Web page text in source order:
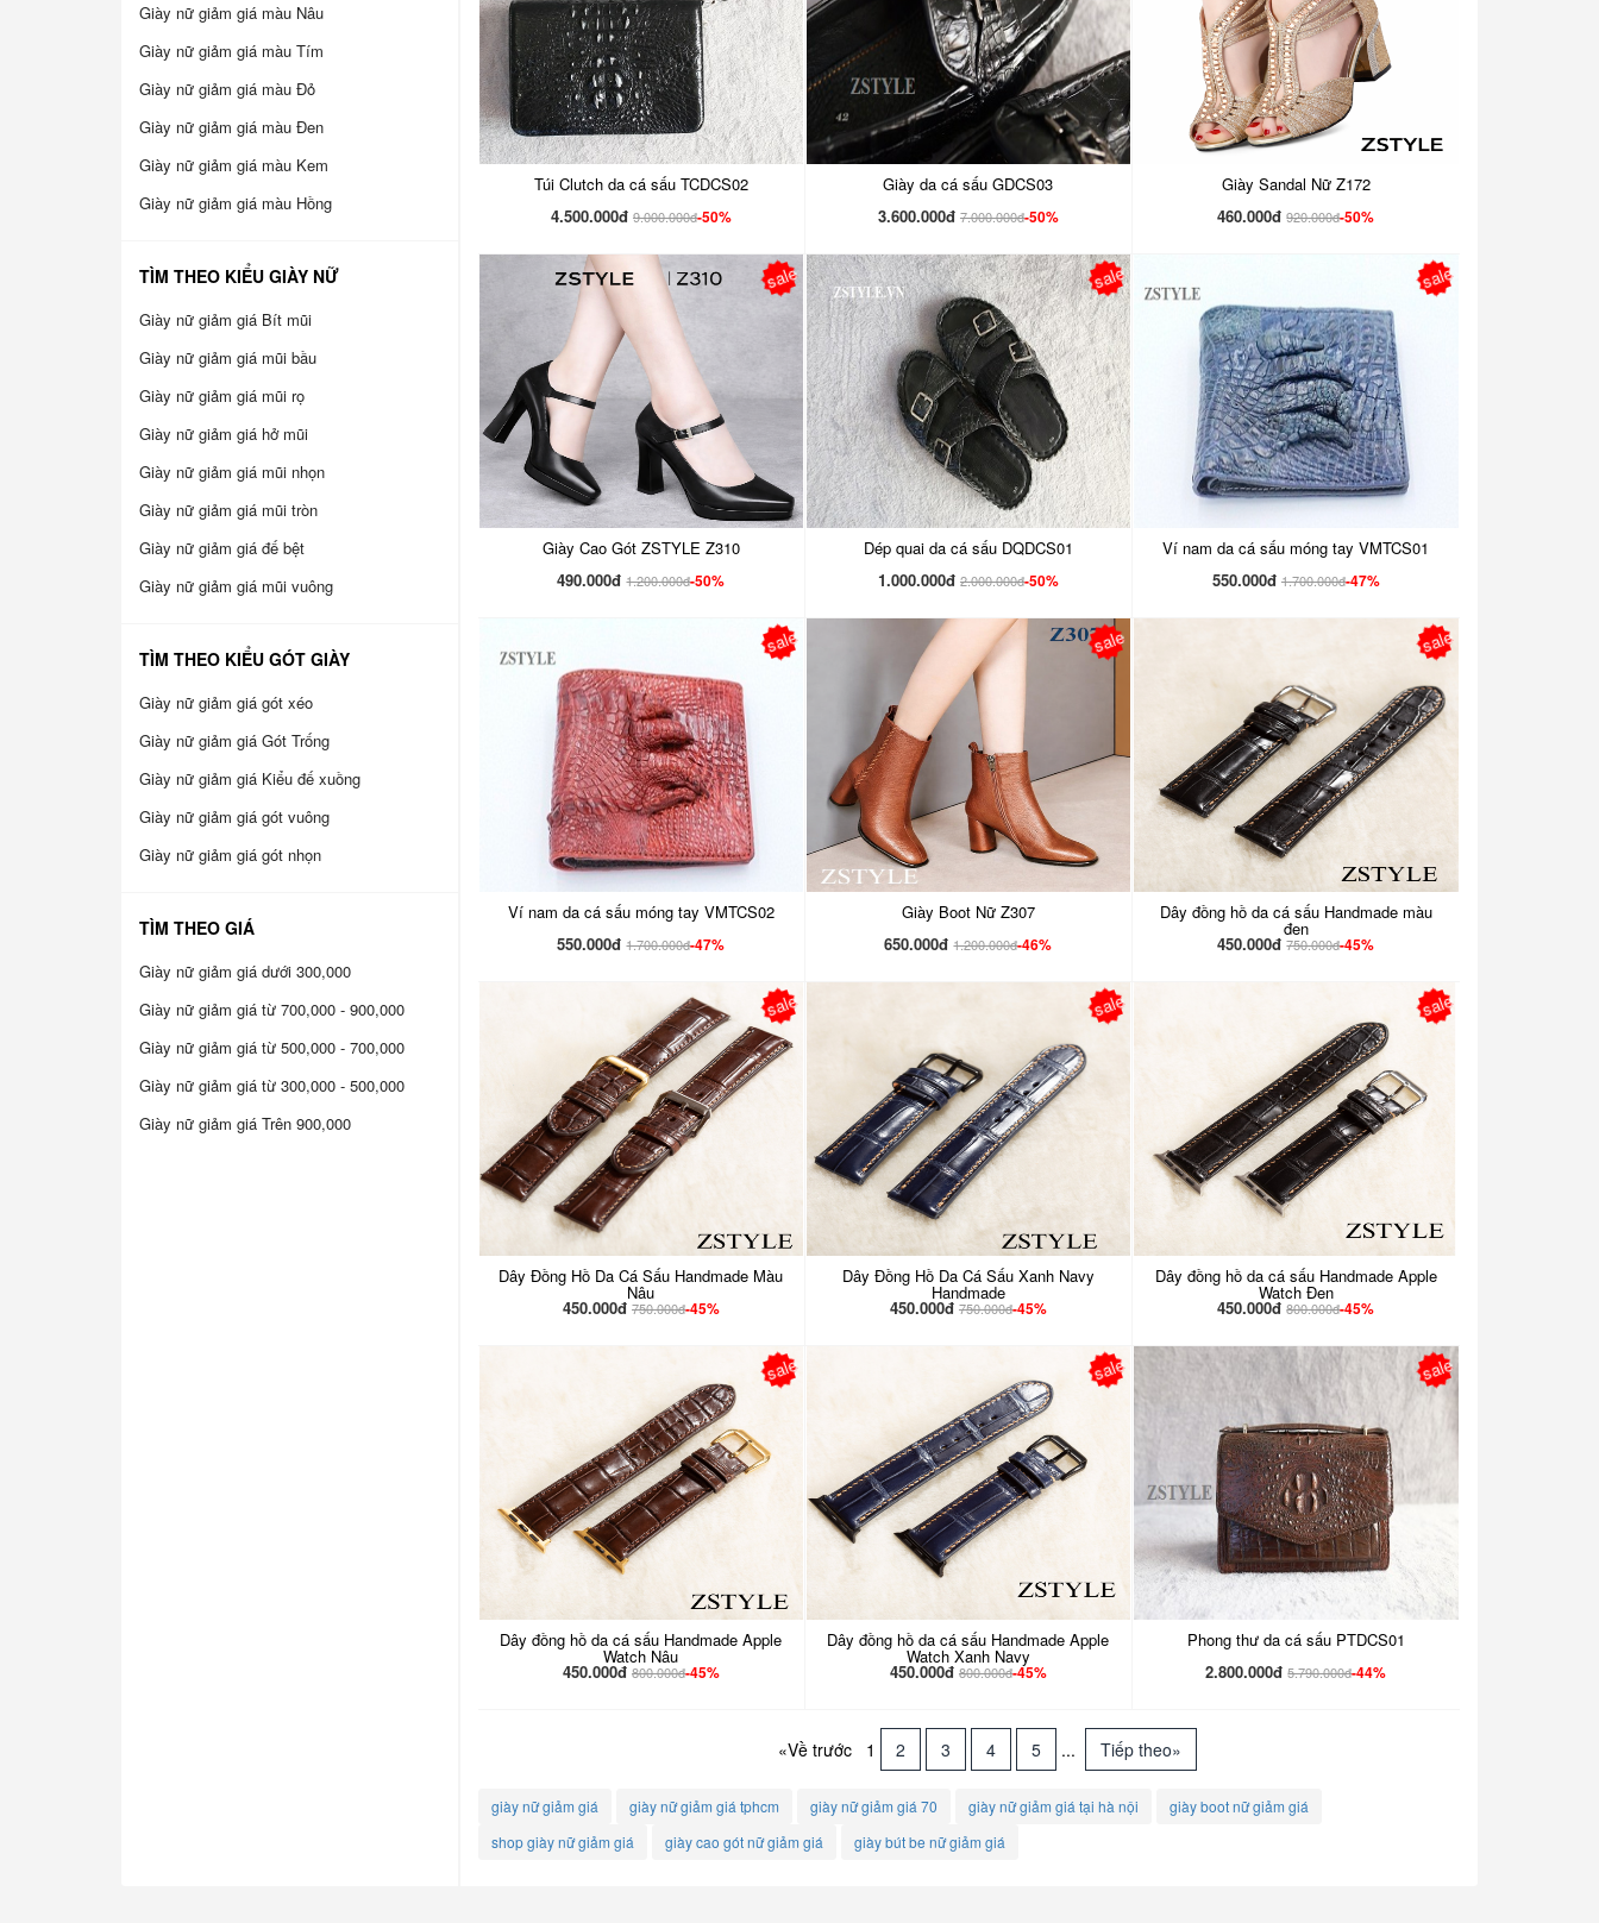
Giày nữ giảm giá màu Nâu
Giày nữ giảm giá màu Tím
Giày nữ giảm giá màu Đỏ
Giày nữ giảm giá màu Đen
Giày nữ giảm giá màu Kem
Giày nữ giảm giá màu Hồng
TÌM THEO KIỂU GIÀY NỮ
Giày nữ giảm giá Bít mũi
Giày nữ giảm giá mũi bầu
Giày nữ giảm giá mũi rọ
Giày nữ giảm giá hở mũi
Giày nữ giảm giá mũi nhọn
Giày nữ giảm giá mũi tròn
Giày nữ giảm giá đế bệt
Giày nữ giảm giá mũi vuông
TÌM THEO KIỂU GÓT GIÀY
Giày nữ giảm giá gót xéo
Giày nữ giảm giá Gót Trống
Giày nữ giảm giá Kiểu đế xuồng
Giày nữ giảm giá gót vuông
Giày nữ giảm giá gót nhọn
TÌM THEO GIÁ
Giày nữ giảm giá dưới 300,000
Giày nữ giảm giá từ 700,000 - 900,000
Giày nữ giảm giá từ 500,000 - 700,000
Giày nữ giảm giá từ 300,000 - 500,000
Giày nữ giảm giá Trên 900,000
Túi Clutch da cá sấu TCDCS02
4.500.000đ 9.000.000đ-50%
Giày da cá sấu GDCS03
3.600.000đ 7.000.000đ-50%
Giày Sandal Nữ Z172
460.000đ 920.000đ-50%
Giày Cao Gót ZSTYLE Z310
490.000đ 1.200.000đ-50%
sale
Dép quai da cá sấu DQDCS01
1.000.000đ 2.000.000đ-50%
sale
Ví nam da cá sấu móng tay VMTCS01
550.000đ 1.700.000đ-47%
sale
Ví nam da cá sấu móng tay VMTCS02
550.000đ 1.700.000đ-47%
sale
Giày Boot Nữ Z307
650.000đ 1.200.000đ-46%
sale
Dây đồng hồ da cá sấu Handmade màu
đen
450.000đ 750.000đ-45%
sale
Dây Đồng Hồ Da Cá Sấu Handmade Màu
Nâu
450.000đ 750.000đ-45%
sale
Dây Đồng Hồ Da Cá Sấu Xanh Navy
Handmade
450.000đ 750.000đ-45%
sale
Dây đồng hồ da cá sấu Handmade Apple
Watch Đen
450.000đ 800.000đ-45%
sale
Dây đồng hồ da cá sấu Handmade Apple
Watch Nâu
450.000đ 800.000đ-45%
sale
Dây đồng hồ da cá sấu Handmade Apple
Watch Xanh Navy
450.000đ 800.000đ-45%
sale
Phong thư da cá sấu PTDCS01
2.800.000đ 5.790.000đ-44%
sale
«Về trước 1 2 3 4 5 ... Tiếp theo»
giày nữ giảm giá giày nữ giảm giá tphcm giày nữ giảm giá 70 giày nữ giảm giá tại hà nội
giày boot nữ giảm giá
shop giày nữ giảm giá
giày cao gót nữ giảm giá giày bút be nữ giảm giá